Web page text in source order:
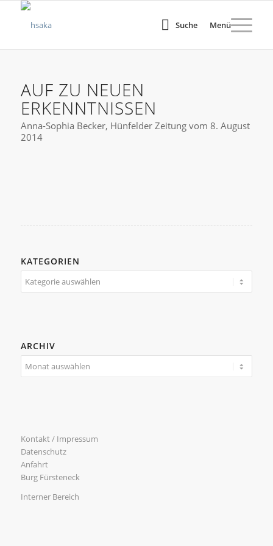
Suche Menü
AUF ZU NEUEN
ERKENNTNISSEN
Anna-Sophia Becker, Hünfelder Zeitung vom 8. August
2014
KATEGORIEN
Kategorien
ARCHIV
Kontakt / Impressum
Datenschutz
Anfahrt
Burg Fürsteneck
Interner Bereich